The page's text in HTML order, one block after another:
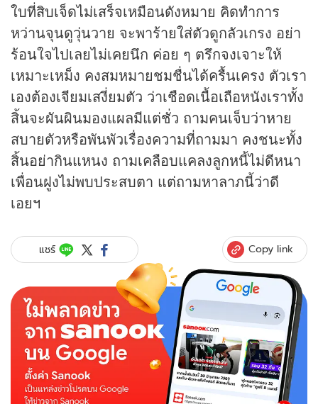
ใบที่สิบเจ็ดไม่เสร็จเหมือนดังหมาย คิดทำการ
หว่านจุนดูวุ่นวาย จะพาร้ายใส่ตัวดูกลัวเกรง อย่า
ร้อนใจไปเลยไม่เคยนึก ค่อย ๆ ตรึกจงเจาะให้
เหมาะเหม็ง คงสมหมายชมชื่นได้ครื้นเครง ตัวเรา
เองต้องเจียมเสงี่ยมตัว ว่าเชือดเนื้อเถือหนังเราทั้ง
สิ้นจะผันผินมองแผลมีแต่ชั่ว ถามคนเจ็บว่าหาย
สบายตัวหรือพันพัวเรื่องความที่ถามมา คงชนะทั้ง
สิ้นอย่ากินแหนง ถามเคลือบแคลงลูกหนี้ไม่ดีหนา
เพื่อนฝูงไม่พบประสบตา แต่ถามหาลาภนี้ว่าดี
เอยฯ
แชร์ Copy link